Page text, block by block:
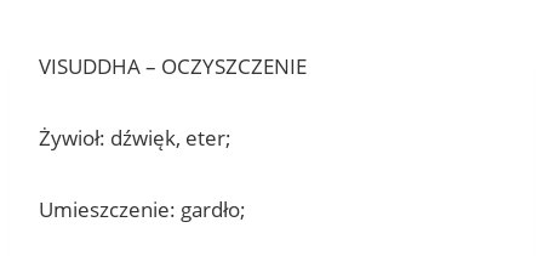
VISUDDHA – OCZYSZCZENIE
Żywioł: dźwięk, eter;
Umieszczenie: gardło;